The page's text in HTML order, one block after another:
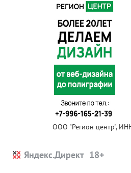
ООО "Регион центр",
Яндекс.Директ